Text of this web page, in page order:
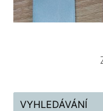
VYHLEDÁVÁNÍ